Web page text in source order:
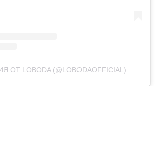
ОТ LOBODA (@LOBODAOFFICIAL)